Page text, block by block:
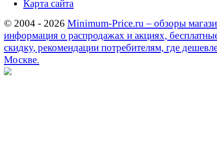
Карта сайта
© 2004 - 2026 Minimum-Price.ru – обзоры
информация о распродажах и акциях,
скидку, рекомендации потребителям, где
Москве.